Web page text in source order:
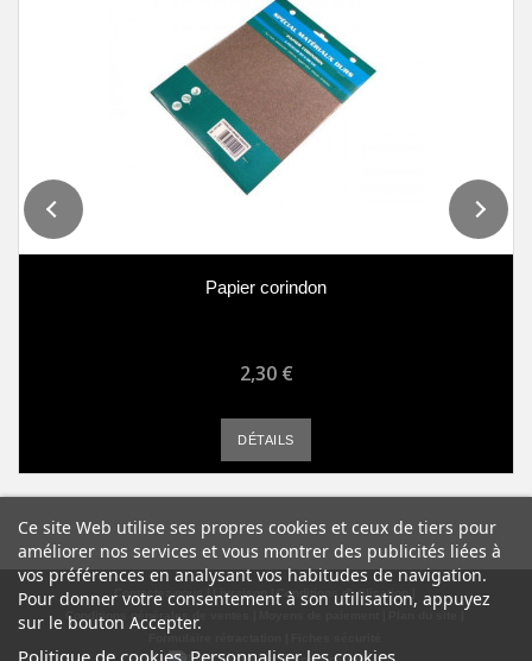
Papier corindon
2,30 €
DÉTAILS
Contactez-nous Livraison
Conditions d'utilisation
Conditions générales de ventes
Formulaire rétractation
Ce site Web utilise ses propres cookies et ceux de tiers pour
améliorer nos services et vous montrer des publicités liées à
vos préférences en analysant vos habitudes de navigation.
Pour donner votre consentement à son utilisation, appuyez
sur le bouton Accepter.
Politique de cookies Personnaliser les cookies